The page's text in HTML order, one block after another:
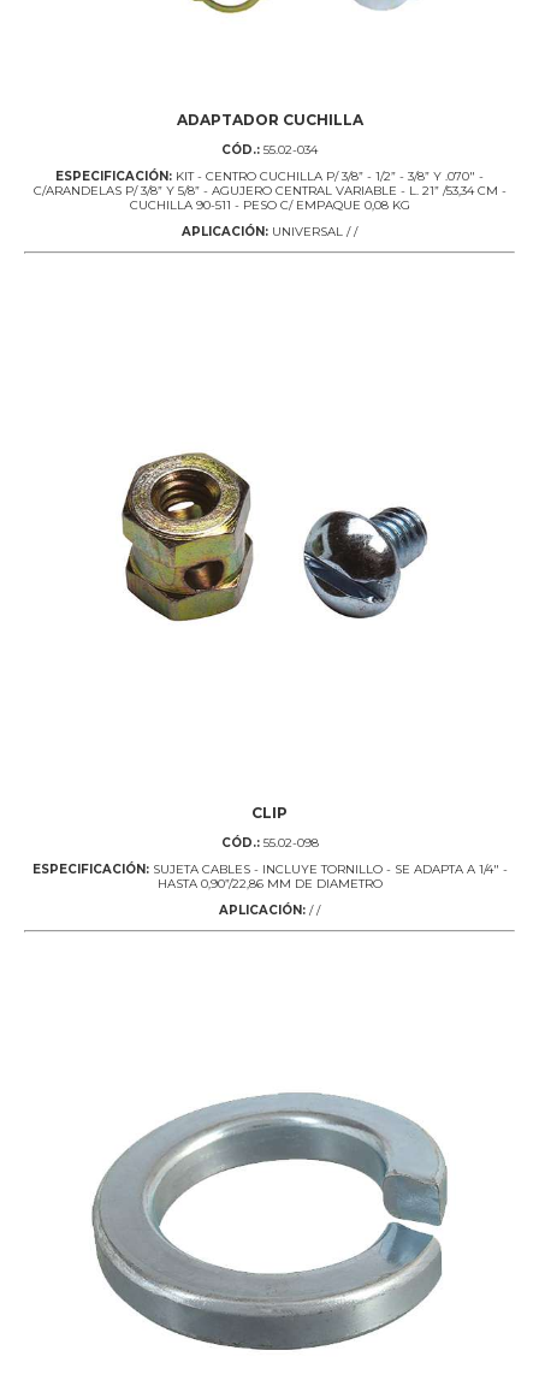
ADAPTADOR CUCHILLA
CÓD.: 55.02-034
ESPECIFICACIÓN: KIT - CENTRO CUCHILLA P/ 3/8” - 1/2” - 3/8” Y .070" -
C/ARANDELAS P/ 3/8” Y 5/8” - AGUJERO CENTRAL VARIABLE - L. 21” /53,34 CM -
CUCHILLA 90-511 - PESO C/ EMPAQUE 0,08 KG
APLICACIÓN: UNIVERSAL / /
CLIP
CÓD.:55.02-098
ESPECIFICACIÓN:SUJETA CABLES - INCLUYE TORNILLO - SE ADAPTA A 1/4" -
HASTA 0,90”/22,86 MM DE DIAMETRO
APLICACIÓN: / /